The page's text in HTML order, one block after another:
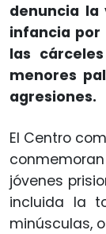
denuncia la
infancia por
las
menores
agresiones.
El Centro
jóvenes
incluida la
minúsculas,